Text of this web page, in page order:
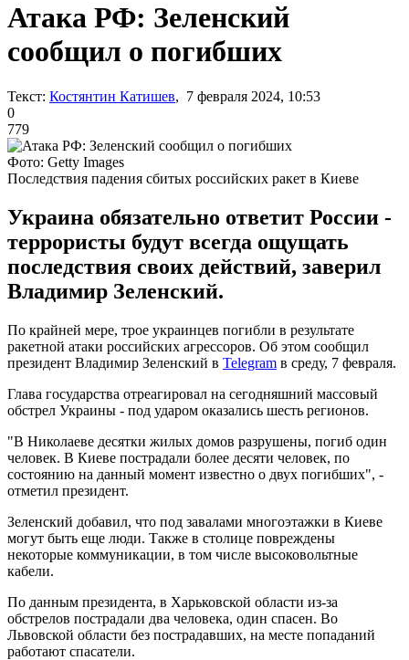
Атака РФ: Зеленский
сообщил о погибших
Текст: Костянтин Катишев, 7 февраля 2024, 10:53
0
779
Фото: Getty Images
Последствия падения сбитых российских ракет в Киеве
Украина обязательно ответит России -
террористы будут всегда ощущать
последствия своих действий, заверил
Владимир Зеленский.
По крайней мере, трое украинцев погибли в результате
ракетной атаки российских агрессоров. Об этом сообщил
президент Владимир Зеленский в Telegram в среду, 7 февраля.
Глава государства отреагировал на сегодняшний массовый
обстрел Украины - под ударом оказались шесть регионов.
"В Николаеве десятки жилых домов разрушены, погиб один
человек. В Киеве пострадали более десяти человек, по
состоянию на данный момент известно о двух погибших", -
отметил президент.
Зеленский добавил, что под завалами многоэтажки в Киеве
могут быть еще люди. Также в столице повреждены
некоторые коммуникации, в том числе высоковольтные
кабели.
По данным президента, в Харьковской области из-за
обстрелов пострадали два человека, один спасен. Во
Львовской области без пострадавших, на месте попаданий
работают спасатели.